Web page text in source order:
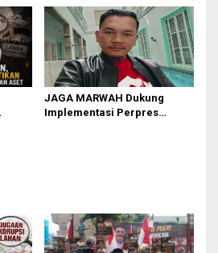
Menyeret Febrie Adriansyah
JAGA MARWAH Dukung
Implementasi Perpres